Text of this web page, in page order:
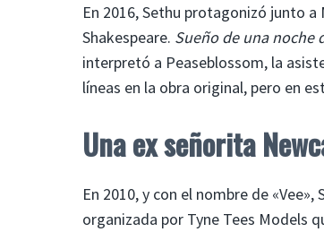
En 2016, Sethu protagonizó junto a
Shakespeare. Sueño de una noche
interpretó a Peaseblossom, la
líneas en la obra original, pero en
Una ex señorita
En 2010, y con el nombre de
organizada por Tyne Tees Models